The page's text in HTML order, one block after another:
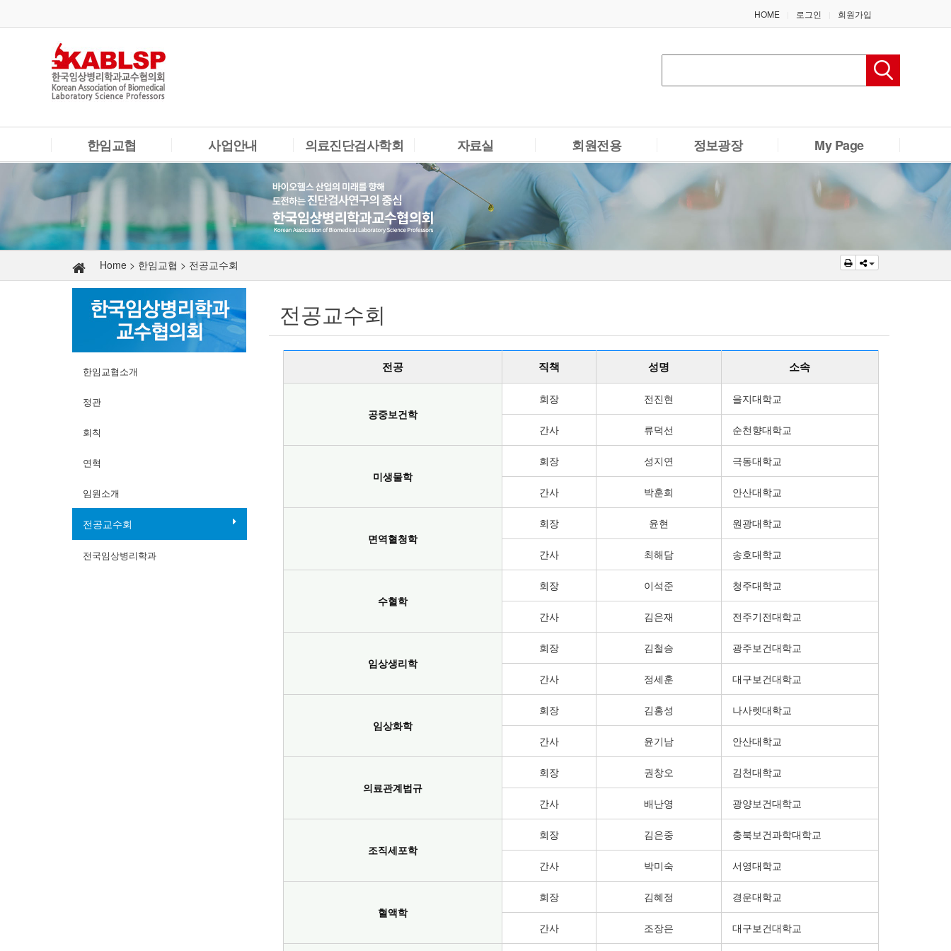
HOME 로그인 회원가입
한임교협
한임교협소개
회칙
연혁
임원소개
전공교수회
전국임상병리학과
사업안내
한임교협활동
학술대회
교재개발
의료진단검사학회
학회소개
인사말
학회 회칙
논문 검색
논문투고
자료실
연구보고서
학술정보
회원전용
회원게시판
임원게시판
서식자료실
정보광장
공지사항
정보나눔
My Page
회원가입
로그인
Home > 한임교협 > 전공교수회
한임교협소개
정관
회칙
연혁
임원소개
전공교수회
전국임상병리학과
전공교수회
전공 직책 성명 소속
공중보건학
회장 전진현 을지대학교
간사 류덕선 순천향대학교
미생물학
회장 성지연 극동대학교
간사 박훈희 안산대학교
면역혈청학
회장 윤현 원광대학교
간사 최해담 송호대학교
수혈학
회장 이석준 청주대학교
간사 김은재 전주기전대학교
임상생리학
회장 김철승 광주보건대학교
간사 정세훈 대구보건대학교
임상화학
회장 김홍성 나사렛대학교
간사 윤기남 안산대학교
의료관계법규
회장 권창오 김천대학교
간사 배난영 광양보건대학교
조직세포학
회장 김은중 충북보건과학대학교
간사 박미숙 서영대학교
혈액학
회장 김혜정 경운대학교
간사 조장은 대구보건대학교